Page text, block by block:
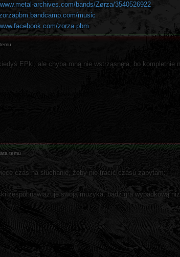
archives.com/bands/Zørza/3540526922
music
zorza.pbm
kiedyś EPki, ale chyba mną nie wstrząsnęła, bo kompletnie
temu
czas na słuchanie, żeby nie tracić czasu zapytam:
zespół nawiązuje swoją muzyka, bądź gra wypadkową